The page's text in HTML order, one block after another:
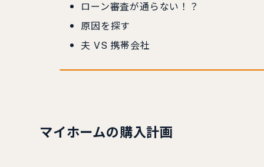
ローン審査が通らない！？
原因を探す
夫 VS 携帯会社
マイホームの購入計画